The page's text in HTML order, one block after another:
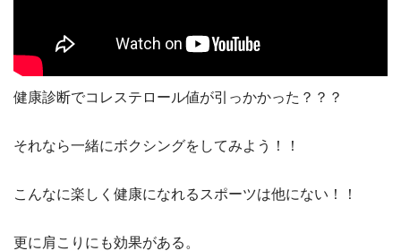
健康診断でコレステロール値が引っかかった？？？
それなら一緒にボクシングをしてみよう！！
こんなに楽しく健康になれるスポーツは他にない！！
更に肩こりにも効果がある。